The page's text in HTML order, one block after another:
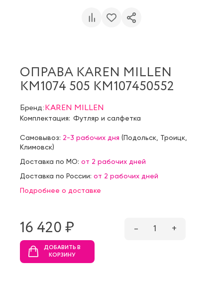
ОПРАВА KAREN MILLEN
KM1074 505 KM107450552
Бренд:KAREN MILLEN
Комплектация: Футляр и салфетка
Самовывоз: 2-3 рабочих дня (Подольск Троицк
Климовск)
Доставка по МО: от 2 рабочих дней
Доставка по России: от 2 рабочих дней
Подробнее о доставке
16 420 ₷ – 1 +
ДОБАВИТЬ В
КОРЗИНУ